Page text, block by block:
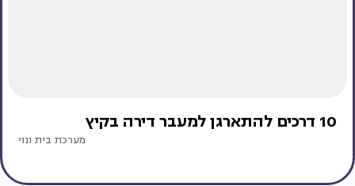
10 דרכים להתארגן למעבר דירה בקיץ
מערכת בית ונוי